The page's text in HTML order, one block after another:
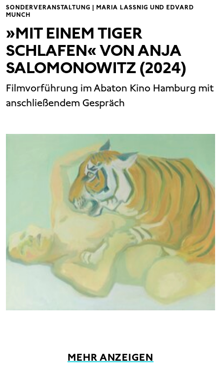
SONDERVERANSTALTUNG | MARIA LASSNIG UND EDVARD
MUNCH
»MIT EINEM TIGER
SCHLAFEN« VON ANJA
SALOMONOWITZ (2024)
Filmvorführung im Abaton Kino Hamburg mit
anschließendem Gespräch
MEHR ANZEIGEN